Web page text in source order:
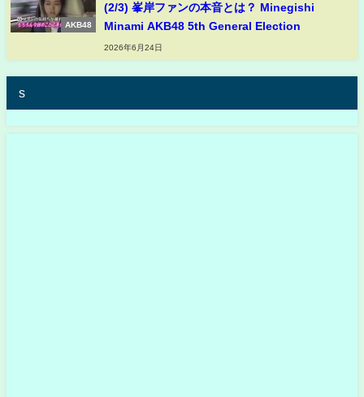
AKB48
(2/3) 峯岸ファンの本音とは？ Minegishi
Minami AKB48 5th General Election
2026年6月24日
s